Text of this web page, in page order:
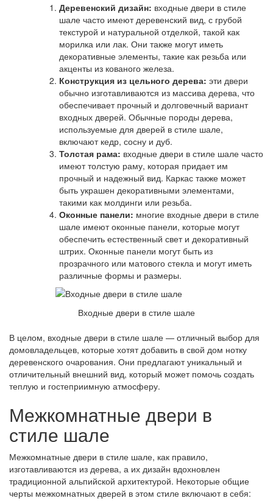
Деревенский дизайн: входные двери в стиле
шале часто имеют деревенский вид, с грубой
текстурой и натуральной отделкой, такой как
морилка или лак. Они также могут иметь
декоративные элементы, такие как резьба или
акценты из кованого железа.
Конструкция из цельного дерева: эти двери
обычно изготавливаются из массива дерева, что
обеспечивает прочный и долговечный вариант
входных дверей. Обычные породы дерева,
используемые для дверей в стиле шале,
включают кедр, сосну и дуб.
Толстая рама: входные двери в стиле шале часто
имеют толстую раму, которая придает им
прочный и надежный вид. Каркас также может
быть украшен декоративными элементами,
такими как молдинги или резьба.
Оконные панели: многие входные двери в стиле
шале имеют оконные панели, которые могут
обеспечить естественный свет и декоративный
штрих. Оконные панели могут быть из
прозрачного или матового стекла и могут иметь
различные формы и размеры.
Входные двери в стиле шале
В целом, входные двери в стиле шале — отличный выбор для
домовладельцев, которые хотят добавить в свой дом нотку
деревенского очарования. Они предлагают уникальный и
отличительный внешний вид, который может помочь создать
теплую и гостеприимную атмосферу.
Межкомнатные двери в
стиле шале
Межкомнатные двери в стиле шале, как правило,
изготавливаются из дерева, а их дизайн вдохновлен
традиционной альпийской архитектурой. Некоторые общие
черты межкомнатных дверей в этом стиле включают в себя: